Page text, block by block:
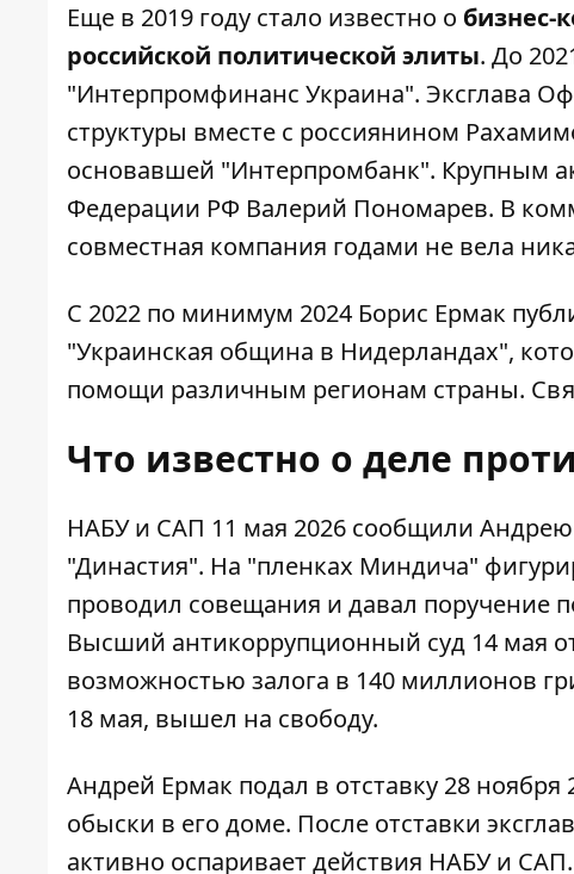
Еще в 2019 году стало известно о бизнес-
российской политической элиты. До
"Интерпромфинанс Украина". Эксглава
структуры вместе с россиянином
основавшей "Интерпромбанк". Крупным
Федерации РФ Валерий Пономарев. В
совместная компания годами не вела
С 2022 по минимум 2024 Борис Ермак
"Украинская община в Нидерландах",
помощи различным регионам страны.
Что известно о деле
НАБУ и САП 11 мая 2026 сообщили
"Династия". На "пленках Миндича"
проводил совещания и давал поручение
Высший антикоррупционный суд 14 мая
возможностью залога в 140 миллионов
18 мая, вышел на свободу.
Андрей Ермак подал в отставку 28
обыски в его доме. После отставки
активно оспаривает действия НАБУ и